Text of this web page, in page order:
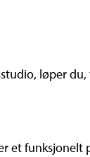
løper
et